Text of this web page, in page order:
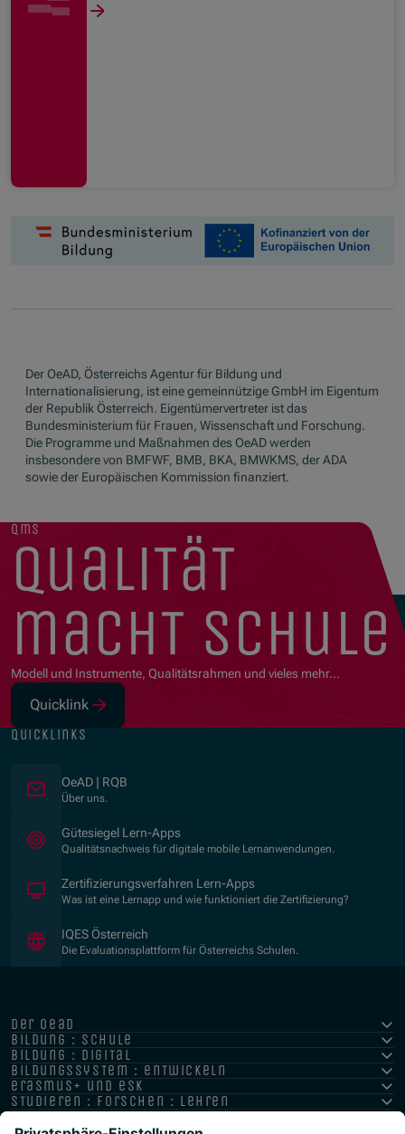
Der OeAD, Österreichs Agentur für Bildung und
Internationalisierung, ist eine gemeinnützige GmbH im Eigentum
der Republik Österreich. Eigentümervertreter ist das
Bundesministerium für Frauen, Wissenschaft und Forschung.
Die Programme und Maßnahmen des OeAD werden
insbesondere von BMFWF, BMB, BKA, BMWKMS, der ADA
sowie der Europäischen Kommission finanziert.
qms
qualität
macht schule
Modell und Instrumente, Qualitätsrahmen und vieles mehr…
Quicklink
(Öffnet in neuem Fenster)
quicklinks
OeAD | RQB
Über uns.
Gütesiegel Lern-Apps(Öffnet in neuem Fenster)
Qualitätsnachweis für digitale mobile Lernanwendungen.
Zertifizierungsverfahren Lern-Apps
Was ist eine Lernapp und wie funktioniert die Zertifizierung?
IQES Österreich
Die Evaluationsplattform für Österreichs Schulen.
der oead
bildung : schule
bildung : digital
bildungssystem : entwickeln
erasmus+ und esk
studieren : forschen : lehren
hochschule : strategie : international